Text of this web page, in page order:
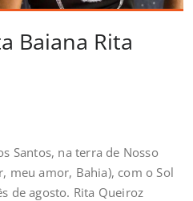
Baiana Rita
Santos, na terra de Nosso
meu amor, Bahia), com o Sol
de agosto. Rita Queiroz